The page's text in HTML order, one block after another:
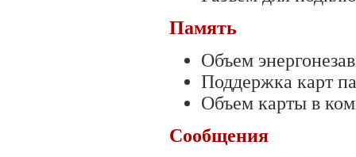
Память
Объем
Поддержка карт
Объем карты в
Сообщения